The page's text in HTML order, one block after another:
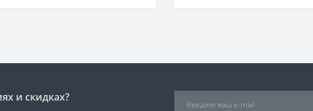
и скидках?